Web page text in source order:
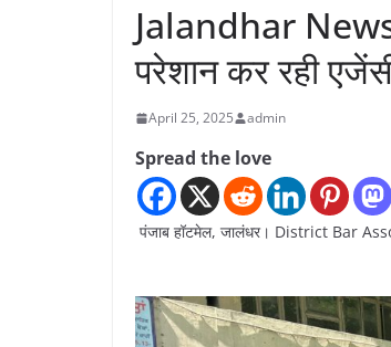
Jalandhar
परेशान कर रही
April 25, 2025 admin
Spread the love
पंजाब हॉटमेल, जालंधर। District Bar